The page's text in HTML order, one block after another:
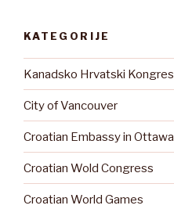
KATEGORIJE
Kanadsko Hrvatski Kongres
City of Vancouver
Croatian Embassy in Ottawa
Croatian Wold Congress
Croatian World Games